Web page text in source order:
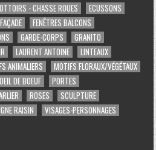
- CHASSE ROUES
ECUSSONS
FAÇADE
FENÊTRES BALCONS
GARDE-CORPS
GRANITO
LAURENT ANTOINE
LINTEAUX
ANIMALIERS
MOTIFS FLORAUX/VÉGÉTAUX
OEIL DE BOEUF
PORTES
ROSES
SCULPTURE
RAISIN
VISAGES-PERSONNAGES